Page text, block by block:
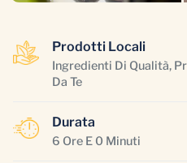
Prodotti Locali
Ingredienti Di Qualità,
Da Te
Durata
6 Ore E 0 Minuti